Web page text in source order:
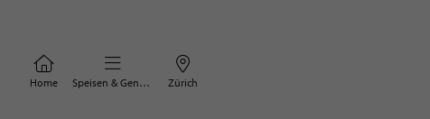
Home Speisen & Genuss Zürich